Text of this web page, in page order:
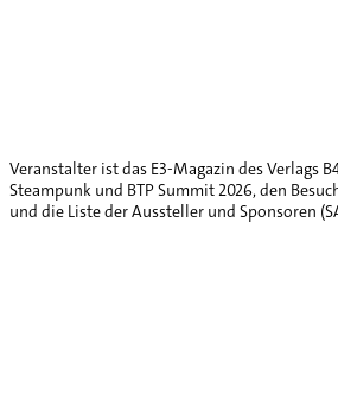
Veranstalter ist das E3-Magazin des Verlags
Steampunk und BTP Summit 2026, den
und die Liste der Aussteller und Sponsoren